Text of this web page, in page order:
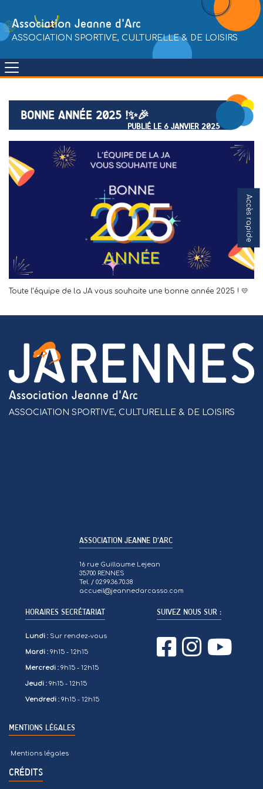
content
Association Jeanne d'Arc
ASSOCIATION SPORTIVE, CULTURELLE & DE LOISIRS
BONNE ANNÉE 2025 !✨🎉
PUBLIÉ LE 6 JANVIER 2025
Toute l’équipe de la JA vous souhaite une bonne année 2025 ! 💛
Accès rapide
Association Jeanne d'Arc
ASSOCIATION SPORTIVE, CULTURELLE & DE LOISIRS
ASSOCIATION JEANNE D’ARC
16 rue Guillaume Lejean
35700 RENNES
Tel. / 02.99.36.70.38
accueil@jeannedarcasso.com
HORAIRES SECRÉTARIAT
Lundi : Sur rendez-vous
Mardi : 9h15 - 12h15
Mercredi :9h15 - 12h15
Jeudi :9h15 - 12h15
Vendredi :9h15 - 12h15
SUIVEZ NOUS SUR :
MENTIONS LÉGALES
Mentions légales
CRÉDITS